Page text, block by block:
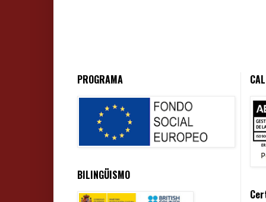
PROGRAMA
BILINGÜISMO